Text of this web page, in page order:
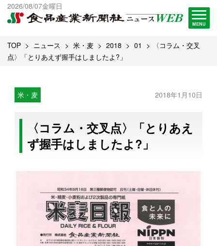
2026/08/07金曜日
MENU
出版物一覧へ
試読・購読申し込み
TOP ニュース 米・麦 2018 01
〈コラム・交叉
点〉「とりあえず握手はしましたよ?」
米・麦 2018年1月10日
〈コラム・交叉点〉「とりあえ
ず握手はしましたよ?」